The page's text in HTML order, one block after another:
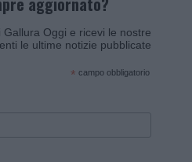
Oggi e ricevi le nostre
le ultime notizie pubblicate
* campo obbligatorio